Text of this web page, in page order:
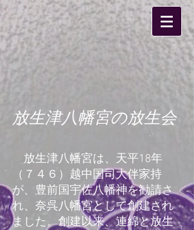
放生津八幡宮の放生会
放生津八幡宮は、天平18年
（７４６）越中国司大伴家持
が、豊前国宇佐八幡神を勧請さ
れ、奈呉八幡宮として創建され
ました。創建以来、連綿と放生